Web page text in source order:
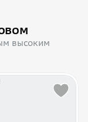
высоким